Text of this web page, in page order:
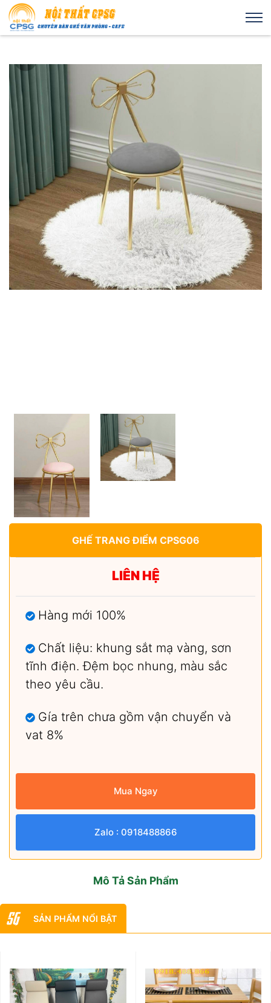
GHẾ TRANG ĐIỂM CPSG06
LIÊN HỆ
Hàng mới 100%
Chất liệu: khung sắt mạ vàng, sơn
tĩnh điện. Đệm bọc nhung, màu sắc
theo yêu cầu.
Gía trên chưa gồm vận chuyển và
vat 8%
Mua Ngay
Zalo : 0918488866
Mô Tả Sản Phẩm
SẢN PHẨM NỔI BẬT